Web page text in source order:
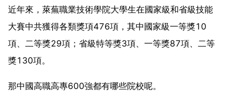
近年來，萊蕪職業技術學院大學生在國家級和省級技能
大賽中共獲得各類獎項476項，其中國家級一等獎10
項、二等獎29項；省級特等獎3項、一等獎87項、二等
獎130項。
那中國高職高專600強都有哪些院校呢。